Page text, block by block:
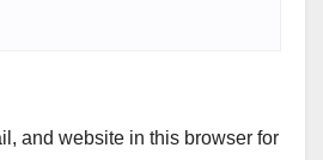
and website in this browser for